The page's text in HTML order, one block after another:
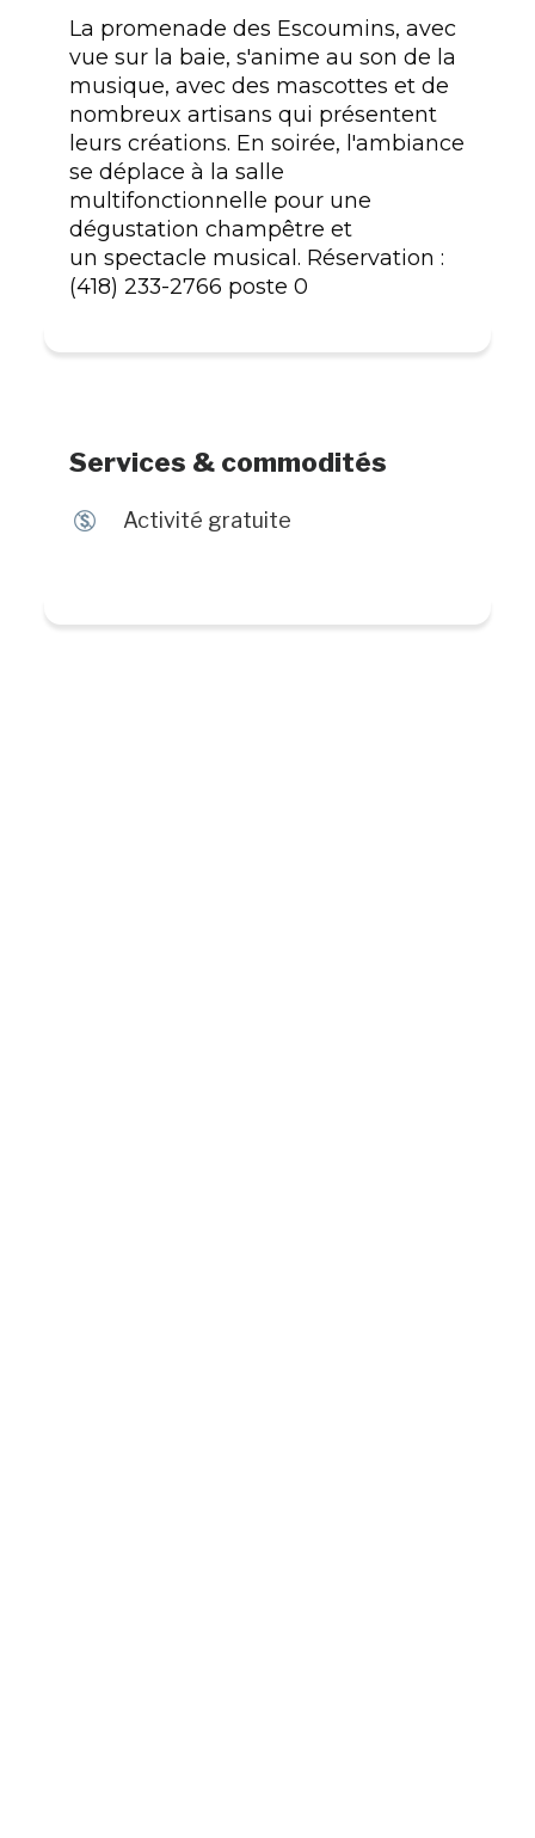
La promenade des Escoumins, avec
vue sur la baie, s'anime au son de la
musique, avec des mascottes et de
nombreux artisans qui présentent
leurs créations. En soirée, l'ambiance
se déplace à la salle
multifonctionnelle pour une
dégustation champêtre et
un spectacle musical. Réservation :
(418) 233-2766 poste 0
Services & commodités
$ Activité gratuite